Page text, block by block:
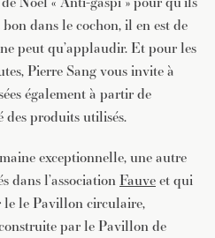
dans le cochon, il en est de
peut qu’applaudir. Et pour les
Pierre Sang vous invite à
également à partir de
produits utilisés.
exceptionnelle, une autre
dans l’associationFauveet qui
le le Pavillon circulaire,
par le Pavillon de